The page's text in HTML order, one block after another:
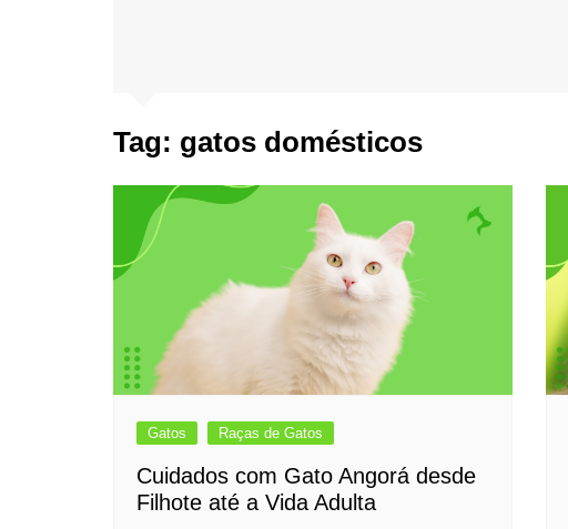
Tag: gatos domésticos
Gatos Raças de Gatos
Cuidados com Gato Angorá desde
Filhote até a Vida Adulta